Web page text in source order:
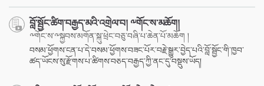
བློ་སྦྱོང་ཚིག་བརྒྱད་མའི་འགྲེལ་བ། ༸གོང་ས་མཆོག།
༸གོང་ས་༸སྐྱབས་མགོན་སྐུ་ཕྲེང་བཅུ་བཞི་པ་ཆེན་པོ་མཆོག །
བསམ་ཕྱོགས་ངན་པ་དེ་བསམ་ཕྱོགས་བཟང་པོར་བརྗེ་སྒྱུར་བྱེད་པའི་བློ་སྦྱོང་གི་ཁྱབ་
ཚད་ཡོངས་སུ་རྫོགས་པ་ཚིགས་བཅད་བརྒྱད་ཀྱི་ནང་དུ་བསྡུས་ཡོད།